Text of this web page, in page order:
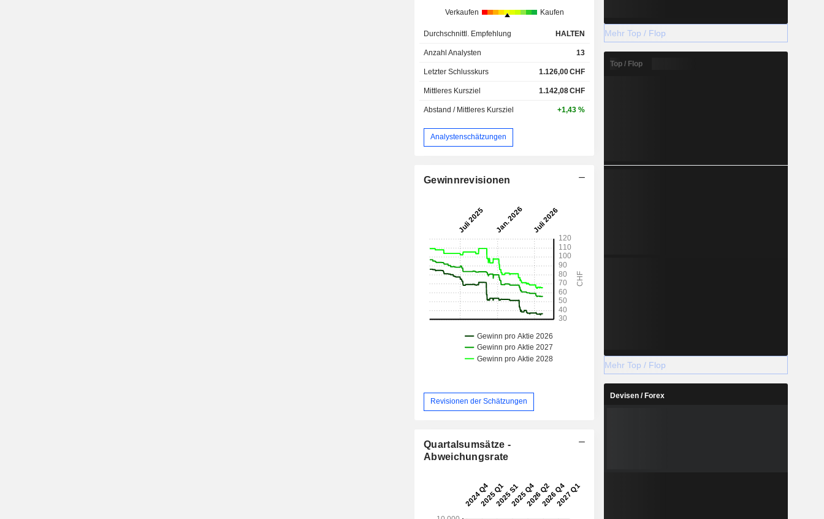
Verkaufen Kaufen
Durchschnittl. Empfehlung HALTEN
Anzahl Analysten 13
Letzter Schlusskurs 1.126,00CHF
Mittleres Kursziel 1.142,08CHF
Abstand / Mittleres Kursziel +1,43 %
Analystenschätzungen
Gewinnrevisionen
Revisionen der Schätzungen
Quartalsumsätze -
Abweichungsrate
Mehr Top / Flop
Top / Flop
Mehr Top / Flop
Devisen / Forex